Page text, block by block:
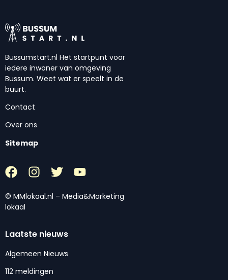
Bussumstart.nl Het startpunt voor
iedere inwoner van omgeving
Bussum. Weet wat er speelt in de
buurt.
Contact
Over ons
Sitemap
© MMlokaal.nl – Media&Marketing
lokaal
Laatste nieuws
Algemeen Nieuws
112 meldingen